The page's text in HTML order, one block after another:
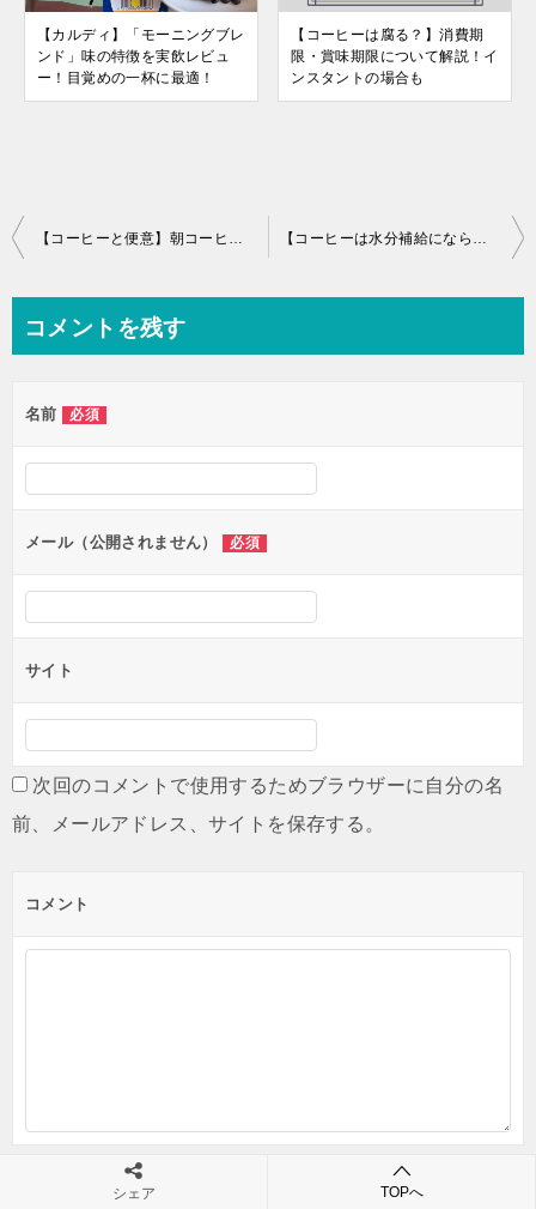
【カルディ】「モーニングブレ
ンド」味の特徴を実飲レビュ
ー！目覚めの一杯に最適！
【コーヒーは腐る？】消費期
限・賞味期限について解説！イ
ンスタントの場合も
投
ビ
ー
シ
ョ
ン
【コーヒーと便意】朝コーヒーで快便になる理由とは？メリット・デメリットを解説 【コーヒーは水分補給にならない】←最新研究結果で覆された新常識とは？【カフェイン】
コメントを残す
名前 必須
メール（公開されません） 必須
サイト
次回のコメントで使用するためブラウザーに自分の名
前、メールアドレス、サイトを保存する。
コメント
シェア TOPへ